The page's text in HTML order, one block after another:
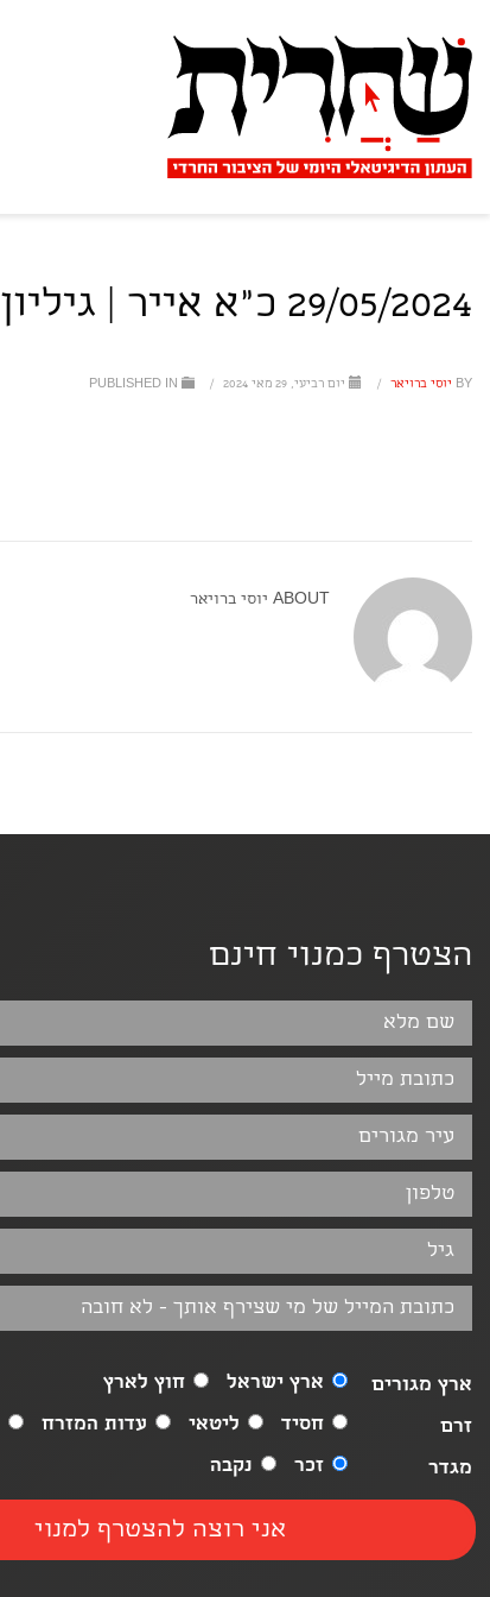
29/05/2024 כ"א אייר | גיליון 2425
BY יוסי ברויאר / יום רביעי, 29 מאי 2024 /
ABOUT יוסי ברויאר
הצטרף כמנוי חינם
ארץ מגורים ארץ ישראל
חוץ לארץ
זרם
חסיד ליטאי עדות המזרח
מגדר
זכר נקבה